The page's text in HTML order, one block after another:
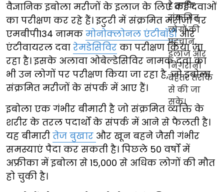
वैज्ञानिक इबोला मरीजों के इलाज के लिए कई दवाओं
का परीक्षण कर रहे हैं। इटुरी में संक्रमित मरीजों पर
एमबीपी134 नामक मोनोक्लोनल एंटीबॉडीऔर
एंटीवायरल दवा रेमडेसिविर का परीक्षण किया जा
रहा है। इसके अलावा ओबेल्डेसिविर नामक दवा का
भी उन लोगों पर परीक्षण किया जा रहा है, जो इबोला
संक्रमित मरीजों के संपर्क में आए हैं।
इबोला एक गंभीर बीमारी है जो संक्रमित व्यक्ति के
शरीर के तरल पदार्थों के संपर्क में आने से फैलती है।
यह बीमारी तेज बुखार और खून बहने जैसी गंभीर
समस्याएं पैदा कर सकती है। पिछले 50 वर्षों में
अफ्रीका में इबोला से 15,000 से अधिक लोगों की मौत
हो चुकी है।